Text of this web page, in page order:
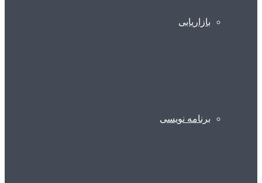
بازاریابی
برنامه نویسی